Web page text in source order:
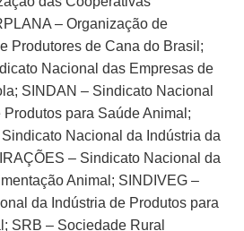
– Organização de
Produtores de Cana do Brasil;
Nacional das Empresas de
SINDAN – Sindicato Nacional
Produtos para Saúde Animal;
Nacional da Indústria da
– Sindicato Nacional da
Animal; SINDIVEG –
da Indústria de Produtos para
SRB – Sociedade Rural